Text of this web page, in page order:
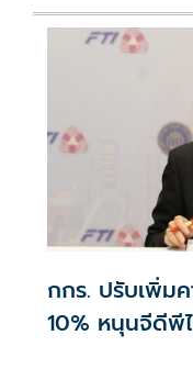
กกร. ปรับเพิ่ม
10% หนุนจีดีพี